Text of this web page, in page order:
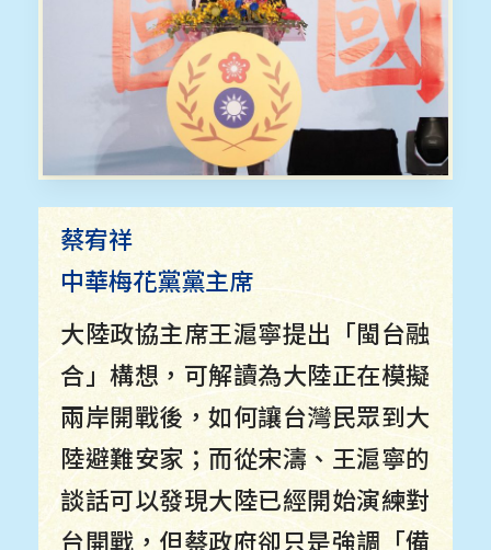
蔡宥祥
中華梅花黨黨主席
大陸政協主席王滬寧提出「閩台融
合」構想，可解讀為大陸正在模擬
兩岸開戰後，如何讓台灣民眾到大
陸避難安家；而從宋濤、王滬寧的
談話可以發現大陸已經開始演練對
台開戰，但蔡政府卻只是強調「備